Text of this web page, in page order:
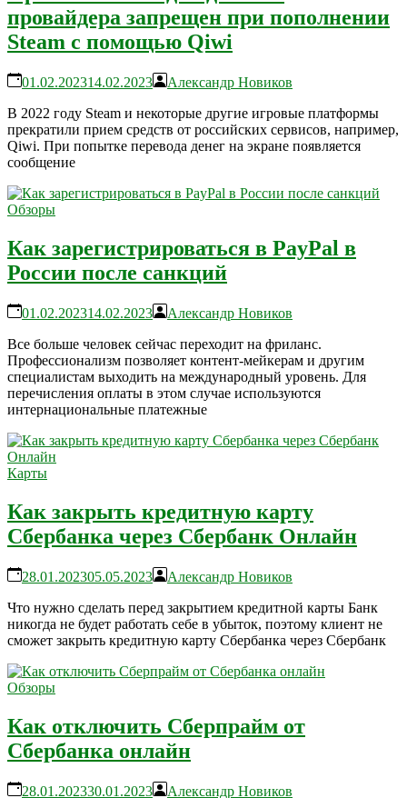
провайдера запрещен при пополнении
Steam с помощью Qiwi
01.02.202314.02.2023
Александр Новиков
В 2022 году Steam и некоторые другие игровые платформы
прекратили прием средств от российских сервисов, например,
Qiwi. При попытке перевода денег на экране появляется
сообщение
Обзоры
Как зарегистрироваться в PayPal в
России после санкций
01.02.202314.02.2023
Александр Новиков
Все больше человек сейчас переходит на фриланс.
Профессионализм позволяет контент-мейкерам и другим
специалистам выходить на международный уровень. Для
перечисления оплаты в этом случае используются
интернациональные платежные
Карты
Как закрыть кредитную карту
Сбербанка через Сбербанк Онлайн
28.01.202305.05.2023
Александр Новиков
Что нужно сделать перед закрытием кредитной карты Банк
никогда не будет работать себе в убыток, поэтому клиент не
сможет закрыть кредитную карту Сбербанка через Сбербанк
Обзоры
Как отключить Сберпрайм от
Сбербанка онлайн
28.01.202330.01.2023
Александр Новиков